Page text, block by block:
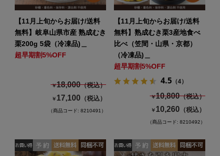
【11月上旬からお届け/送料
無料】岐阜山県市産 熟成むき
栗200g 5袋（冷凍品)＿
超早期割5%OFF
￥18,000（税込）
￥ 17,100 （税込）
（商品コード: 8210491）
【11月上旬からお届け/送料
無料】熟成むき栗3産地食べ
比べ（笠間・山県・京都）
（冷凍品)＿
超早期割5%OFF
4.5（4）
￥10,800（税込）
￥ 10,260 （税込）
（商品コード: 8210492）